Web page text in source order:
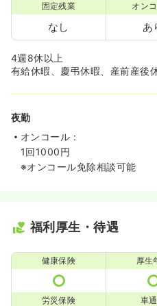
固定残業
なし
オン
あ
4週8休以上
有給休暇、慶弔休暇、産前産後
夜勤
オンコール：
1回1000円
※オンコール免除相談可能
福利厚生・待遇
健康保険 厚生
労災保険 車